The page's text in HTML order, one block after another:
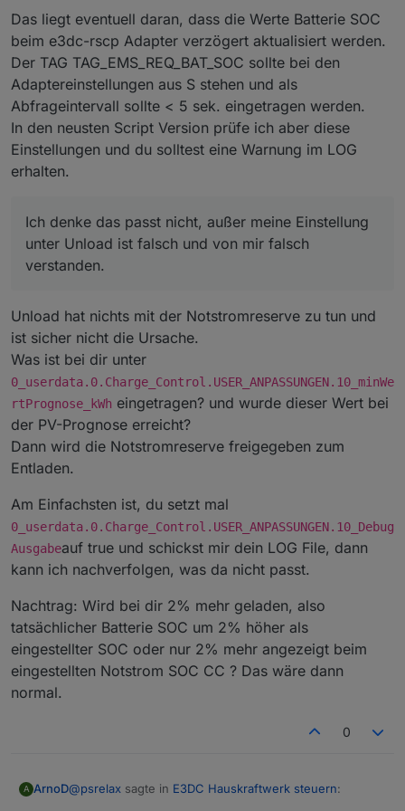
Ich denke das passt nicht, außer meine Einstellung
unter Unload ist falsch und von mir falsch verstanden.
Das liegt eventuell daran, dass die Werte Batterie SOC
beim e3dc-rscp Adapter verzögert aktualisiert werden.
Der TAG TAG_EMS_REQ_BAT_SOC sollte bei den
Adaptereinstellungen aus S stehen und als
Abfrageintervall sollte < 5 sek. eingetragen werden.
In den neusten Script Version prüfe ich aber diese
Einstellungen und du solltest eine Warnung im LOG
erhalten.
Ich denke das passt nicht, außer meine Einstellung
unter Unload ist falsch und von mir falsch
verstanden.
Unload hat nichts mit der Notstromreserve zu tun und
ist sicher nicht die Ursache.
Was ist bei dir unter
0_userdata.0.Charge_Control.USER_ANPASSUNGEN.10_minWe
rtPrognose_kWh eingetragen? und wurde dieser Wert bei
der PV-Prognose erreicht?
Dann wird die Notstromreserve freigegeben zum
Entladen.
Am Einfachsten ist, du setzt mal
0_userdata.0.Charge_Control.USER_ANPASSUNGEN.10_Debug
Ausgabeauf true und schickst mir dein LOG File, dann
kann ich nachverfolgen, was da nicht passt.
Nachtrag: Wird bei dir 2% mehr geladen, also
tatsächlicher Batterie SOC um 2% höher als
eingestellter SOC oder nur 2% mehr angezeigt beim
eingestellten Notstrom SOC CC ? Das wäre dann
normal.
0
A ArnoD@psrelax sagte in E3DC Hauskraftwerk steuern: